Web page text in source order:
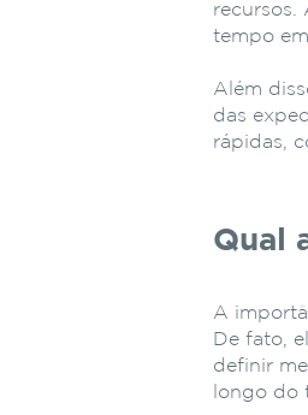
recursos.
tempo
Além
das
rápidas,
Qual
A
De fato,
definir
longo do